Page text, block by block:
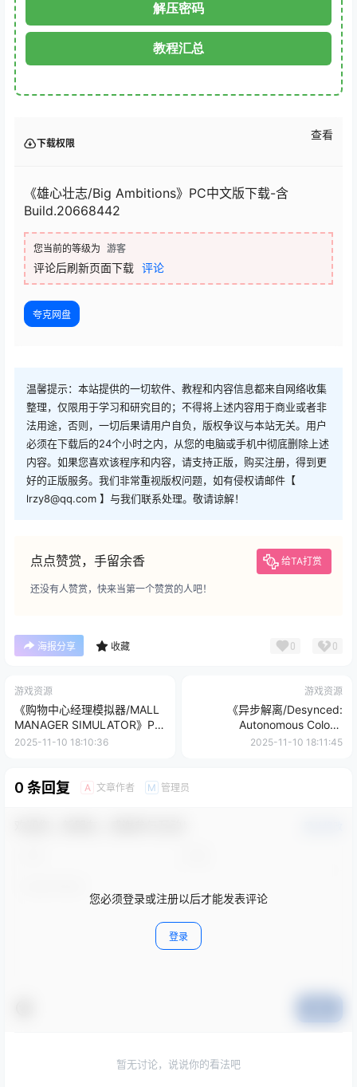
解压密码
教程汇总
下载权限
查看
《雄心壮志/Big Ambitions》PC中文版下载-含
Build.20668442
您当前的等级为 游客
评论后刷新页面下载 评论
夸克网盘
温馨提示：本站提供的一切软件、教程和内容信息都来自网络收集
整理，仅限用于学习和研究目的；不得将上述内容用于商业或者非
法用途，否则，一切后果请用户自负，版权争议与本站无关。用户
必须在下载后的24个小时之内，从您的电脑或手机中彻底删除上述
内容。如果您喜欢该程序和内容，请支持正版，购买注册，得到更
好的正版服务。我们非常重视版权问题，如有侵权请邮件【
lrzy8@qq.com 】与我们联系处理。敬请谅解！
点点赞赏，手留余香 给TA打赏
还没有人赞赏，快来当第一个赞赏的人吧！
海报分享 收藏 0 0
游戏资源
《购物中心经理模拟器/MALL
MANAGER SIMULATOR》PC
中文版下载-含
2025-11-10 18:10:36
游戏资源
《异步解离/Desynced:
Autonomous Colony
Simulator》PC中文版下载-含
2025-11-10 18:11:45
0 条回复 A 文章作者 M 管理员
您必须登录或注册以后才能发表评论
登录
暂无讨论，说说你的看法吧